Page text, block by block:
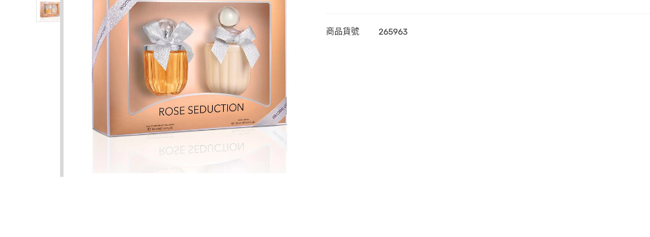
商品貨號 265963